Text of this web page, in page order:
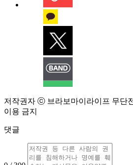
저작권자 ⓒ 브라보마이라이프 무단
이용 금지
댓글